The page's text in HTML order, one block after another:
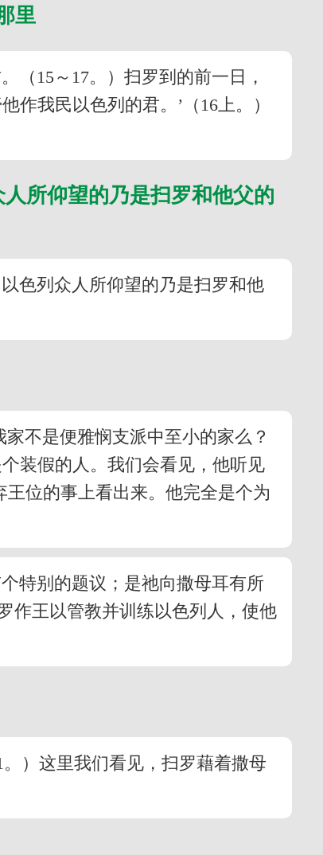
里
（15～17。）扫罗到的前一日，
我民以色列的君。’（16上。）
所仰望的乃是扫罗和他父的
色列众人所仰望的乃是扫罗和他
不是便雅悯支派中至小的家么？
装假的人。我们会看见，他听见
位的事上看出来。他完全是个为
特别的题议；是祂向撒母耳有所
作王以管教并训练以色列人，使他
）这里我们看见，扫罗藉着撒母